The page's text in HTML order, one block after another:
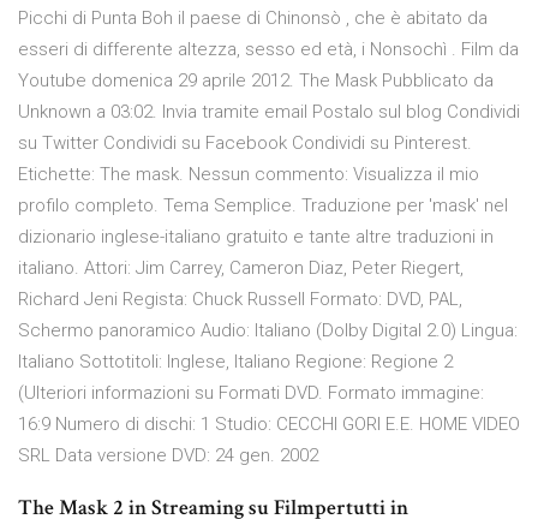
Picchi di Punta Boh il paese di Chinonsò , che è abitato da
esseri di differente altezza, sesso ed età, i Nonsochì . Film da
Youtube domenica 29 aprile 2012. The Mask Pubblicato da
Unknown a 03:02. Invia tramite email Postalo sul blog Condividi
su Twitter Condividi su Facebook Condividi su Pinterest.
Etichette: The mask. Nessun commento: Visualizza il mio
profilo completo. Tema Semplice. Traduzione per 'mask' nel
dizionario inglese-italiano gratuito e tante altre traduzioni in
italiano. Attori: Jim Carrey, Cameron Diaz, Peter Riegert,
Richard Jeni Regista: Chuck Russell Formato: DVD, PAL,
Schermo panoramico Audio: Italiano (Dolby Digital 2.0) Lingua:
Italiano Sottotitoli: Inglese, Italiano Regione: Regione 2
(Ulteriori informazioni su Formati DVD. Formato immagine:
16:9 Numero di dischi: 1 Studio: CECCHI GORI E.E. HOME VIDEO
SRL Data versione DVD: 24 gen. 2002
The Mask 2 in Streaming su Filmpertutti in